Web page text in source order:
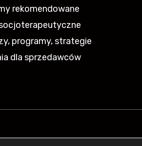
rekomendowane
programy, strategie
dla sprzedawców